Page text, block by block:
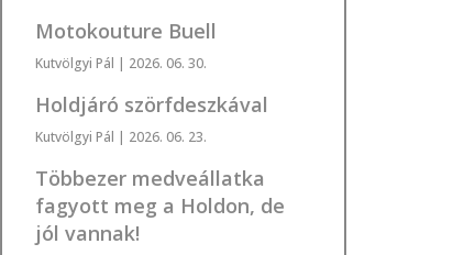
Motokouture Buell
Kutvölgyi Pál | 2026. 06. 30.
Holdjáró szörfdeszkával
Kutvölgyi Pál | 2026. 06. 23.
Többezer medveállatka
fagyott meg a Holdon, de
jól vannak!